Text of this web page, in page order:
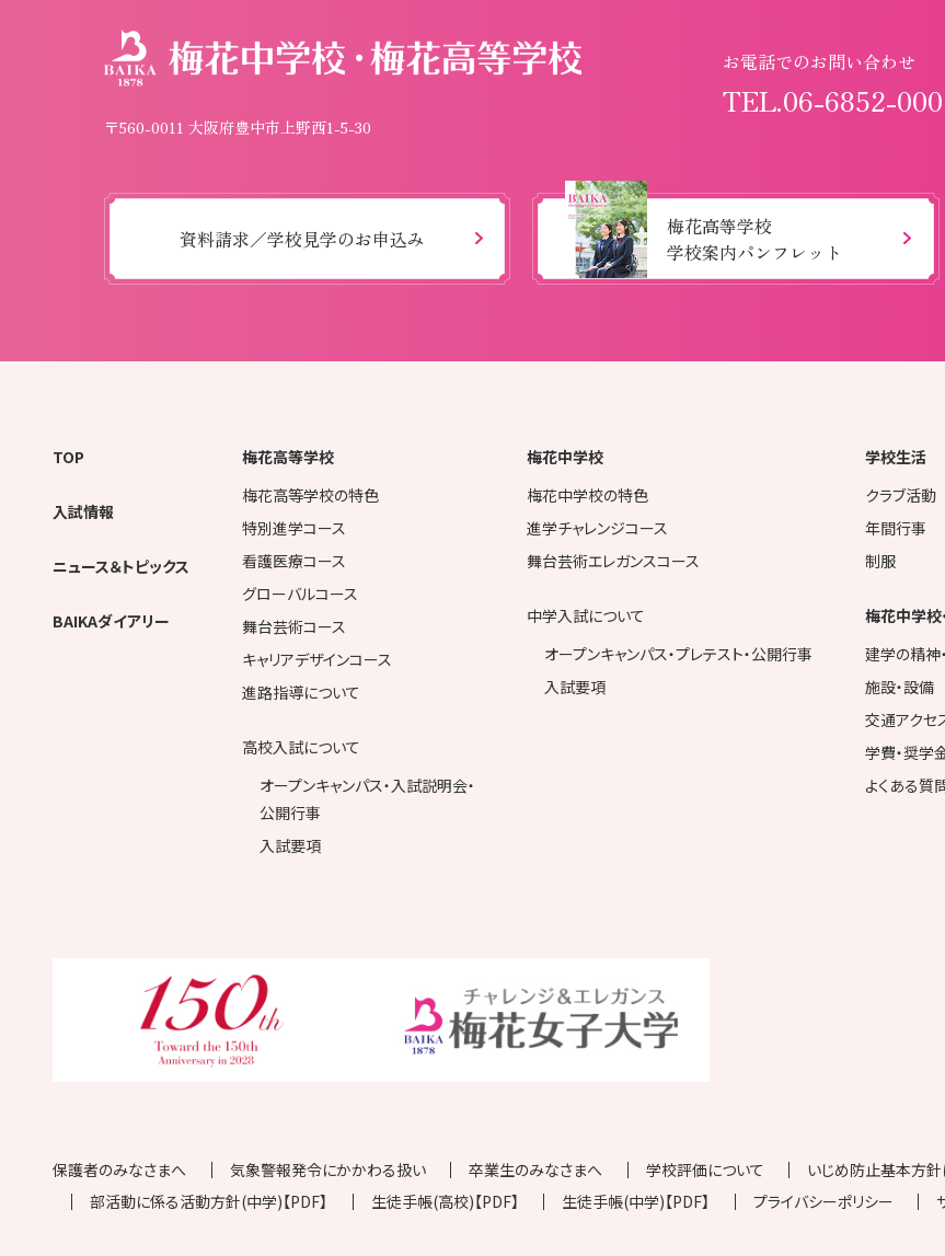
〒560-0011 大阪府豊中市上野西1-5-30
お電話でのお問い合わせ
TEL.06-6852-
資料請求／学校見学のお申込み
梅花高等学校
学校案内パンフレット
TOP
入試情報
ニュース＆トピックス
BAIKAダイアリー
梅花高等学校
梅花高等学校の特色
特別進学コース
看護医療コース
グローバルコース
舞台芸術コース
キャリアデザインコース
進路指導について
高校入試について
オープンキャンパス・入試説明会・
公開行事
入試要項
梅花中学校
梅花中学校の特色
進学チャレンジコース
舞台芸術エレガンスコース
中学入試について
オープンキャンパス・プレテスト・公開行事
入試要項
学校生活
クラブ活動
年間行事
制服
梅花中学校
建学の精神
施設・設備
交通アクセ
学費・奨学
よくある質
保護者のみなさまへ 気象警報発令にかかわる扱い 卒業生のみなさまへ 学校評価について いじめ防止基本方針
部活動に係る活動方針(中学)【PDF】
生徒手帳(高校)【PDF】 生徒手帳(中学)【PDF】 プライバシーポリシー